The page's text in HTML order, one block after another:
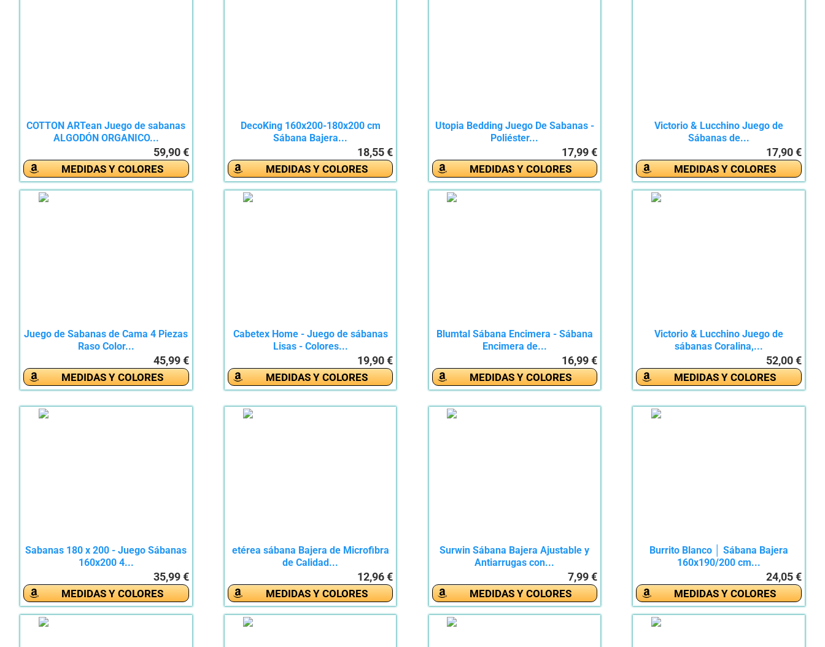
COTTON ARTean Juego de sabanas
ALGODÓN ORGANICO...
59,90 €
MEDIDAS Y COLORES
DecoKing 160x200-180x200 cm
Sábana Bajera...
18,55 €
MEDIDAS Y COLORES
Utopia Bedding Juego De Sabanas -
Poliéster...
17,99 €
MEDIDAS Y COLORES
Victorio & Lucchino Juego de
Sábanas de...
17,90 €
MEDIDAS Y COLORES
Juego de Sabanas de Cama 4 Piezas
Raso Color...
45,99 €
MEDIDAS Y COLORES
Cabetex Home - Juego de sábanas
Lisas - Colores...
19,90 €
MEDIDAS Y COLORES
Blumtal Sábana Encimera - Sábana
Encimera de...
16,99 €
MEDIDAS Y COLORES
Victorio & Lucchino Juego de
sábanas Coralina,...
52,00 €
MEDIDAS Y COLORES
Sabanas 180 x 200 - Juego Sábanas
160x200 4...
35,99 €
MEDIDAS Y COLORES
etérea sábana Bajera de Microfibra
de Calidad...
12,96 €
MEDIDAS Y COLORES
Surwin Sábana Bajera Ajustable y
Antiarrugas con...
7,99 €
MEDIDAS Y COLORES
Burrito Blanco │ Sábana Bajera
160x190/200 cm...
24,05 €
MEDIDAS Y COLORES